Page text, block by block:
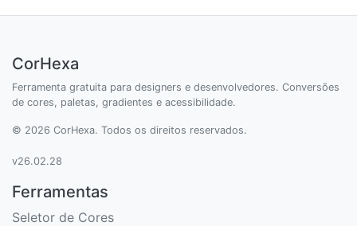
CorHexa
Ferramenta gratuita para designers e desenvolvedores. Conversões
de cores, paletas, gradientes e acessibilidade.
© 2026 CorHexa. Todos os direitos reservados.
v26.02.28
Ferramentas
Seletor de Cores